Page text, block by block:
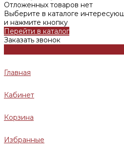
Отложенных товаров нет
Выберите в каталоге
и нажмите кнопку
Перейти в каталог
Заказать звонок
Главная
Кабинет
Корзина
Избранные